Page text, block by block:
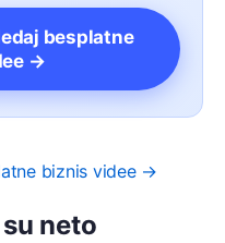
besplatne
→
biznis videe →
neto